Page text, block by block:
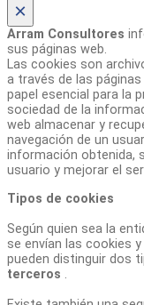
×
Arram Consultores
sus páginas web.
Las cookies son
a través de las
papel esencial para la
sociedad de la
web almacenar y
navegación de un
información obtenida,
usuario y mejorar el
Tipos de cookies
Según quien sea la
se envían las cookies
pueden distinguir dos
terceros .